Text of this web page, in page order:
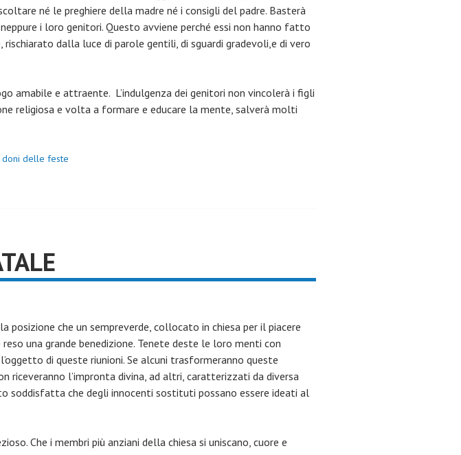
né le preghiere della madre né i consigli del padre. Basterà
i loro genitori. Questo avviene perché essi non hanno fatto
dalla luce di parole gentili, di sguardi gradevoli,e di vero
amabile e attraente. L’indulgenza dei genitori non vincolerà i figli
religiosa e volta a formare e educare la mente, salverà molti
doni delle feste
posizione che un sempreverde, collocato in chiesa per il piacere
una grande benedizione. Tenete deste le loro menti con
di queste riunioni. Se alcuni trasformeranno queste
riceveranno l’impronta divina, ad altri, caratterizzati da diversa
che degli innocenti sostituti possano essere ideati al
Che i membri più anziani della chiesa si uniscano, cuore e